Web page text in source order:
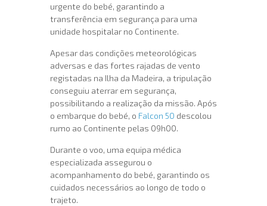
urgente do bebé, garantindo a
transferência em segurança para uma
unidade hospitalar no Continente.
Apesar das condições meteorológicas
adversas e das fortes rajadas de vento
registadas na Ilha da Madeira, a tripulação
conseguiu aterrar em segurança,
possibilitando a realização da missão. Após
o embarque do bebé, o Falcon 50 descolou
rumo ao Continente pelas 09h00.
Durante o voo, uma equipa médica
especializada assegurou o
acompanhamento do bebé, garantindo os
cuidados necessários ao longo de todo o
trajeto.